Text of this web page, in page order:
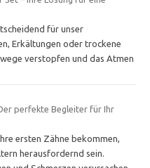
für unser
Erkältungen oder trockene
verstopfen und das Atmen
perfekte Begleiter für Ihr
ersten Zähne bekommen,
herausfordernd sein.